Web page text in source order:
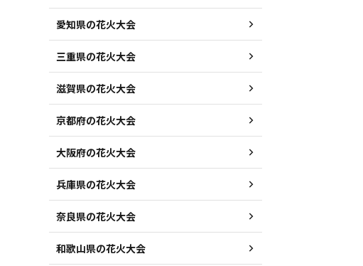
愛知県の花火大会
三重県の花火大会
滋賀県の花火大会
京都府の花火大会
大阪府の花火大会
兵庫県の花火大会
奈良県の花火大会
和歌山県の花火大会